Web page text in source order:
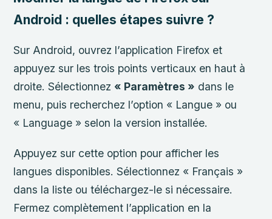
Android : quelles étapes suivre ?
Sur Android, ouvrez l’application Firefox et
appuyez sur les trois points verticaux en haut à
droite. Sélectionnez « Paramètres » dans le
menu, puis recherchez l’option « Langue » ou
« Language » selon la version installée.
Appuyez sur cette option pour afficher les
langues disponibles. Sélectionnez « Français »
dans la liste ou téléchargez-le si nécessaire.
Fermez complètement l’application en la